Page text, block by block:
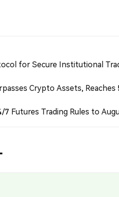
for Secure Institutional
Crypto Assets, Reaches
Futures Trading Rules to